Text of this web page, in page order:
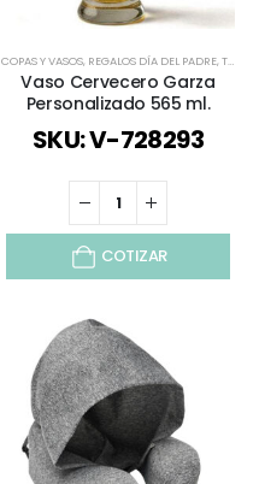
, REGALOS DÍA DEL PADRE,
COPAS Y VASOS, REGALOS DÍA DEL PADRE,TODOS
Vaso Cervecero Garza
Personalizado 565 ml.
SKU: V-728293
COTIZAR